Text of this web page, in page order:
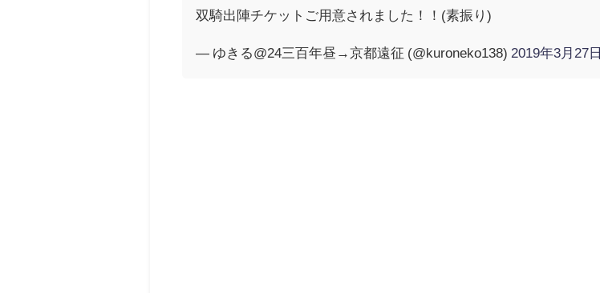
双騎出陣チケットご用意されました！！(素振り)
— ゆきる@24三百年昼→京都遠征 (@kuroneko138) 2019年3月27日